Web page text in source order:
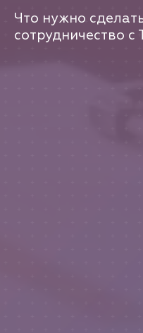
Что нужно
сотрудничество с